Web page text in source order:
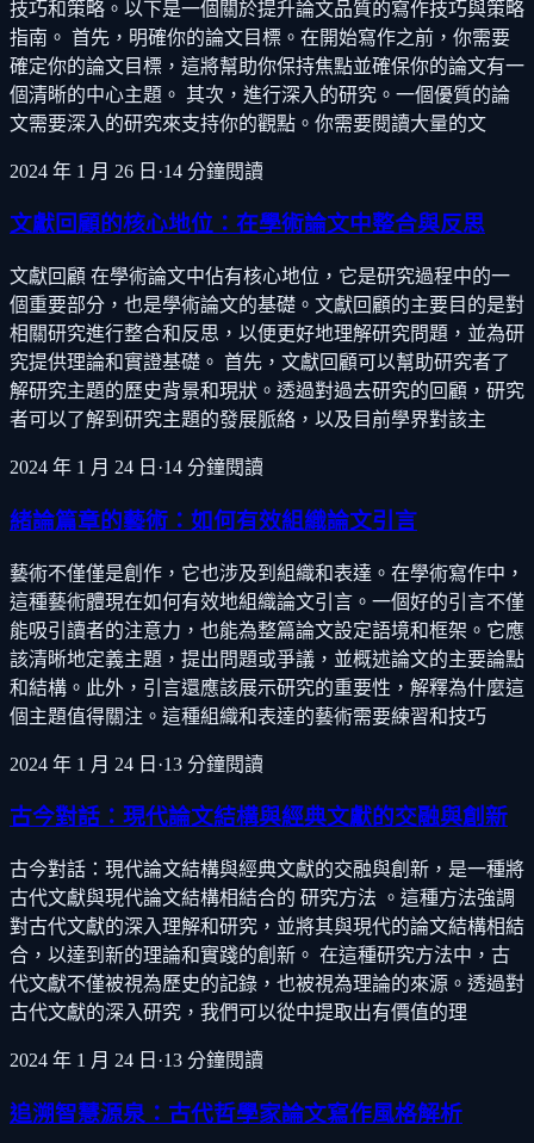
技巧和策略。以下是一個關於提升論文品質的寫作技巧與策略
指南。 首先，明確你的論文目標。在開始寫作之前，你需要
確定你的論文目標，這將幫助你保持焦點並確保你的論文有一
個清晰的中心主題。 其次，進行深入的研究。一個優質的論
文需要深入的研究來支持你的觀點。你需要閱讀大量的文
2024 年 1 月 26 日 ·14 分鐘閱讀
文獻回顧的核心地位：在學術論文中整合與反思
文獻回顧 在學術論文中佔有核心地位，它是研究過程中的一
個重要部分，也是學術論文的基礎。文獻回顧的主要目的是對
相關研究進行整合和反思，以便更好地理解研究問題，並為研
究提供理論和實證基礎。 首先，文獻回顧可以幫助研究者了
解研究主題的歷史背景和現狀。透過對過去研究的回顧，研究
者可以了解到研究主題的發展脈絡，以及目前學界對該主
2024 年 1 月 24 日 ·14 分鐘閱讀
緒論篇章的藝術：如何有效組織論文引言
藝術不僅僅是創作，它也涉及到組織和表達。在學術寫作中，
這種藝術體現在如何有效地組織論文引言。一個好的引言不僅
能吸引讀者的注意力，也能為整篇論文設定語境和框架。它應
該清晰地定義主題，提出問題或爭議，並概述論文的主要論點
和結構。此外，引言還應該展示研究的重要性，解釋為什麼這
個主題值得關注。這種組織和表達的藝術需要練習和技巧
2024 年 1 月 24 日 ·13 分鐘閱讀
古今對話：現代論文結構與經典文獻的交融與創新
古今對話：現代論文結構與經典文獻的交融與創新，是一種將
古代文獻與現代論文結構相結合的 研究方法 。這種方法強調
對古代文獻的深入理解和研究，並將其與現代的論文結構相結
合，以達到新的理論和實踐的創新。 在這種研究方法中，古
代文獻不僅被視為歷史的記錄，也被視為理論的來源。透過對
古代文獻的深入研究，我們可以從中提取出有價值的理
2024 年 1 月 24 日 ·13 分鐘閱讀
追溯智慧源泉：古代哲學家論文寫作風格解析